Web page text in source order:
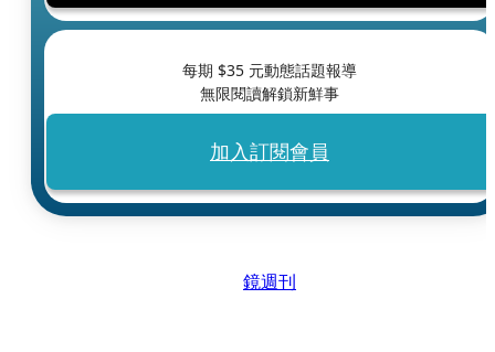
每期 $35 元動態話題報導
無限閱讀解鎖新鮮事
加入訂閱會員
鏡週刊